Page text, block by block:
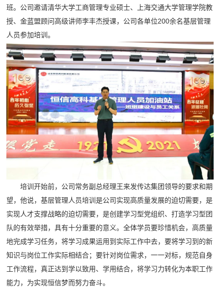
班。公司邀请清华大学工商管理专业硕士、上海交通大学管理学院教
授、金蓝盟顾问高级讲师李丰杰授课，公司各单位200余名基层管理
人员参加培训。
培训开始前，公司常务副总经理王来发传达集团领导的要求和期
望，他说，基层管理人员培训是公司实现高质量发展的迫切需要，是
实现人才支撑战略的迫切需要，是创建学习型党组织、打造学习型团
队的有效举措，具有十分重要的意义。全体学员要珍惜机会，高质量
地完成学习任务，将学习成果运用到实际工作中去，要将学习到的新
知识与岗位工作实际相结合；要针对岗位需求，一一对标，规范自身
工作流程，真正达到学以致用、学用结合，将学习力转化为本职工作
能力，为实现恒信梦而努力奋斗。